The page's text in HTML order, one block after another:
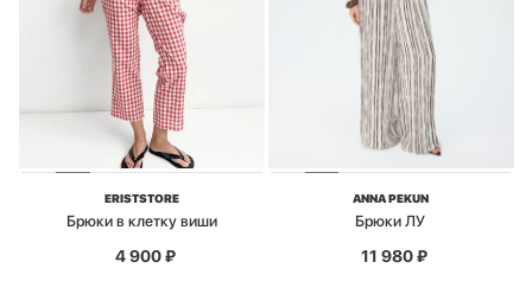
ERISTSTORE
Брюки в клетку виши
4 900₽
ANNA PEKUN
Брюки ЛУ
11 980₽